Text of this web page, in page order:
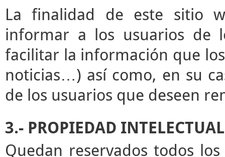
La finalidad de este sitio
informar a los usuarios de
facilitar la información que
noticias…) así como, en su
de los usuarios que deseen
3.- PROPIEDAD
Quedan reservados todos